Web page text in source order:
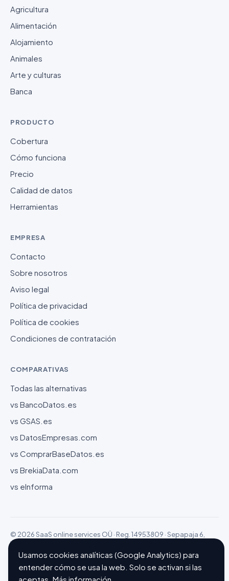
Agricultura
Alimentación
Alojamiento
Animales
Arte y culturas
Banca
PRODUCTO
Cobertura
Cómo funciona
Precio
Calidad de datos
Herramientas
EMPRESA
Contacto
Sobre nosotros
Aviso legal
Política de privacidad
Política de cookies
Condiciones de contratación
COMPARATIVAS
Todas las alternativas
vs BancoDatos.es
vs GSAS.es
vs DatosEmpresas.com
vs ComprarBaseDatos.es
vs BrekiaData.com
vs eInforma
© 2026 SaaS online services OÜ · Reg. 14953809 · Sepapaja 6,
15551 Tallinn (Estonia)
Configurar cookiesHecho con ❤ en Barcelona
Usamos cookies analíticas (Google Analytics) para
entender cómo se usa la web. Solo se activan si las